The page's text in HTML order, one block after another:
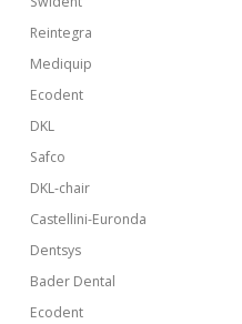
Reintegra
Mediquip
Ecodent
DKL
Safco
DKL-chair
Castellini-Euronda
Dentsys
Bader Dental
Ecodent